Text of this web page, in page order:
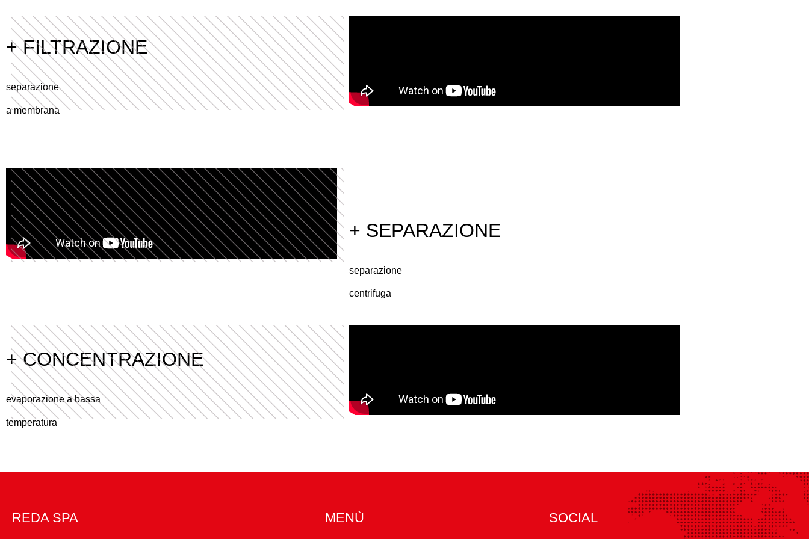
+ FILTRAZIONE
separazione
a membrana
+ SEPARAZIONE
separazione
centrifuga
+ CONCENTRAZIONE
evaporazione a bassa
temperatura
REDA SPA MENÙ SOCIAL